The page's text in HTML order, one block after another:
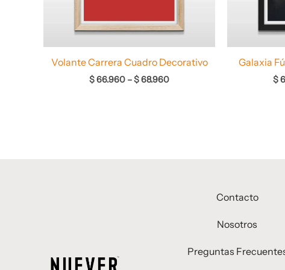
Volante Carrera Cuadro Decorativo
$66.960 –$68.960
Galaxia
$
Contacto
Nosotros
Preguntas